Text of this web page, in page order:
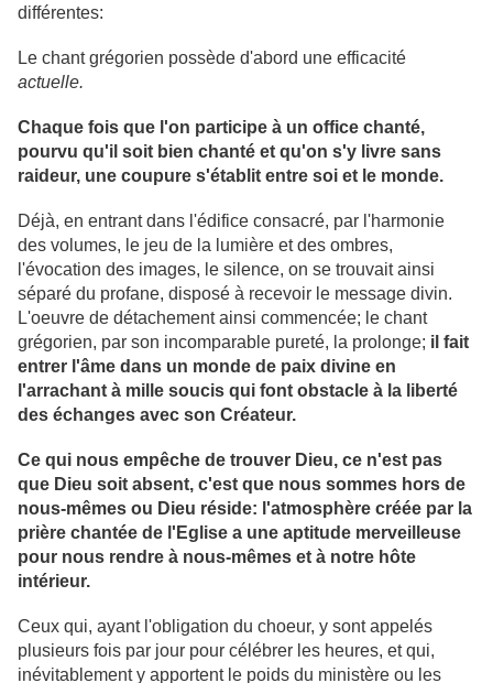
différentes:
Le chant grégorien possède d'abord une efficacité
actuelle.
Chaque fois que l'on participe à un office chanté,
pourvu qu'il soit bien chanté et qu'on s'y livre sans
raideur, une coupure s'établit entre soi et le monde.
Déjà, en entrant dans l'édifice consacré, par l'harmonie
des volumes, le jeu de la lumière et des ombres,
l'évocation des images, le silence, on se trouvait ainsi
séparé du profane, disposé à recevoir le message divin.
L'oeuvre de détachement ainsi commencée; le chant
grégorien, par son incomparable pureté, la prolonge; il fait
entrer l'âme dans un monde de paix divine en
l'arrachant à mille soucis qui font obstacle à la liberté
des échanges avec son Créateur.
Ce qui nous empêche de trouver Dieu, ce n'est pas
que Dieu soit absent, c'est que nous sommes hors de
nous-mêmes ou Dieu réside: l'atmosphère créée par la
prière chantée de l'Eglise a une aptitude merveilleuse
pour nous rendre à nous-mêmes et à notre hôte
intérieur.
Ceux qui, ayant l'obligation du choeur, y sont appelés
plusieurs fois par jour pour célébrer les heures, et qui,
inévitablement y apportent le poids du ministère ou les